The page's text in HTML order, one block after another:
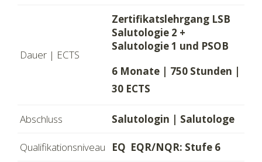
Dauer | ECTS
Zertifikatslehrgang LSB
Salutologie 2 +
Salutologie 1 und PSOB
6 Monate | 750 Stunden |
30 ECTS
Abschluss Salutologin | Salutologe
Qualifikationsniveau EQ EQR/NQR: Stufe 6